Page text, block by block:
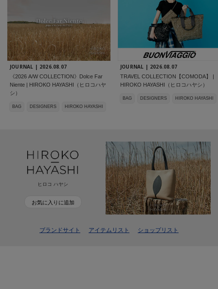
JOURNAL | 2026.08.07
《2026 A/W COLLECTION》Dolce Far
Niente | HIROKO HAYASHI（ヒロコハヤ
シ）
BAG DESIGNERS HIROKO HAYASHI
JOURNAL | 2026.08.07
TRAVEL COLLECTION【COMODA】 |
HIROKO HAYASHI（ヒロコハヤシ）
BAG DESIGNERS HIROKO HAYASHI
ヒロコ ハヤシ
お気に入りに追加
ブランドサイト アイテムリスト ショップリスト